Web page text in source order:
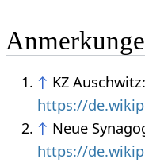
↑ KZ Auschwitz:
https://
↑ Neue
https://